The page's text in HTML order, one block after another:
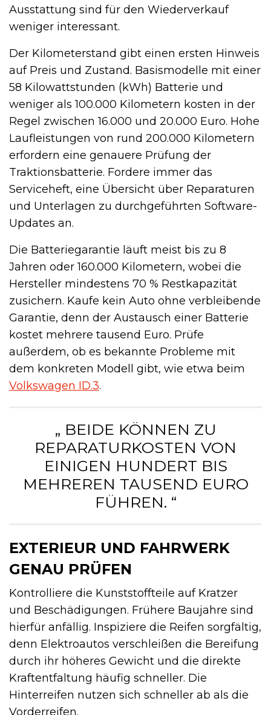
Ausstattung sind für den Wiederverkauf
weniger interessant.
Der Kilometerstand gibt einen ersten Hinweis
auf Preis und Zustand. Basismodelle mit einer
58 Kilowattstunden (kWh) Batterie und
weniger als 100.000 Kilometern kosten in der
Regel zwischen 16.000 und 20.000 Euro. Hohe
Laufleistungen von rund 200.000 Kilometern
erfordern eine genauere Prüfung der
Traktionsbatterie. Fordere immer das
Serviceheft, eine Übersicht über Reparaturen
und Unterlagen zu durchgeführten Software-
Updates an.
Die Batteriegarantie läuft meist bis zu 8
Jahren oder 160.000 Kilometern, wobei die
Hersteller mindestens 70 % Restkapazität
zusichern. Kaufe kein Auto ohne verbleibende
Garantie, denn der Austausch einer Batterie
kostet mehrere tausend Euro. Prüfe
außerdem, ob es bekannte Probleme mit
dem konkreten Modell gibt, wie etwa beim
Volkswagen ID.3.
„ BEIDE KÖNNEN ZU
REPARATURKOSTEN VON
EINIGEN HUNDERT BIS
MEHREREN TAUSEND EURO
FÜHREN. “
EXTERIEUR UND FAHRWERK
GENAU PRÜFEN
Kontrolliere die Kunststoffteile auf Kratzer
und Beschädigungen. Frühere Baujahre sind
hierfür anfällig. Inspiziere die Reifen sorgfältig,
denn Elektroautos verschleißen die Bereifung
durch ihr höheres Gewicht und die direkte
Kraftentfaltung häufig schneller. Die
Hinterreifen nutzen sich schneller ab als die
Vorderreifen.